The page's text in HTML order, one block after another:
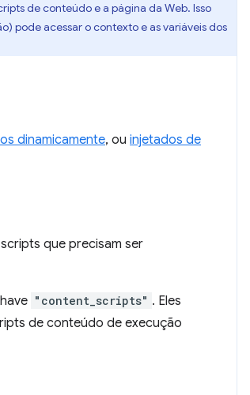
de conteúdo e a página da Web. Isso
pode acessar o contexto e as variáveis dos
dinamicamente, ou injetados de
que precisam ser
"content_scripts" . Eles
de conteúdo de execução